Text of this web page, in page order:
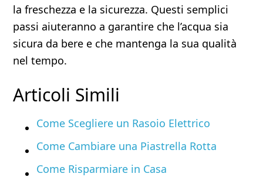
la freschezza e la sicurezza. Questi semplici
passi aiuteranno a garantire che l’acqua sia
sicura da bere e che mantenga la sua qualità
nel tempo.
Articoli Simili
Come Scegliere un Rasoio Elettrico
Come Cambiare una Piastrella Rotta
Come Risparmiare in Casa